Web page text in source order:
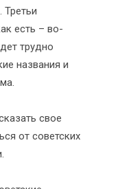
Третьи
есть – во-
трудно
названия и
свое
от советских